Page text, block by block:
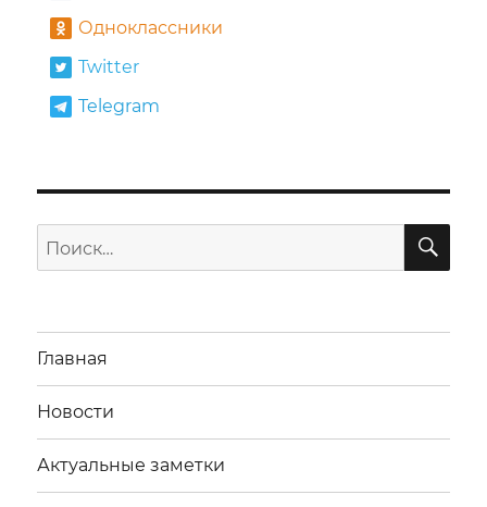
Одноклассники
Twitter
Telegram
Искать:
Главная
Новости
Актуальные заметки